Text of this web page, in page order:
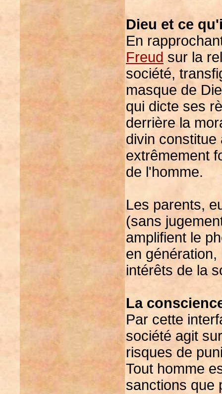
Dieu et ce
En
Freud sur la
société,
masque de
qui dicte ses
derrière la
divin
extrêmement
de l'homme.
Les parents,
(sans
amplifient le
en
intérêts de la
La
Par cette
société agit
risques de
Tout homme
sanctions que